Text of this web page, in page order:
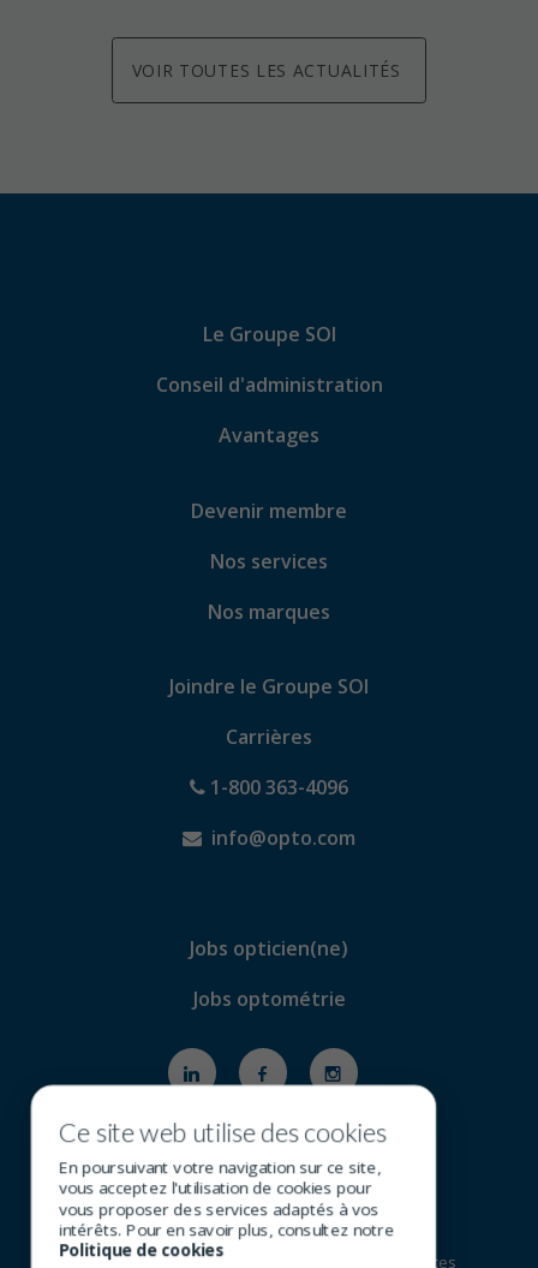
VOIR TOUTES LES ACTUALITÉS
Le Groupe SOI
Conseil d'administration
Avantages
Devenir membre
Nos services
Nos marques
Joindre le Groupe SOI
Carrières
1-800 363-4096
info@opto.com
Jobs opticien(ne)
Jobs optométrie
© 2026 Tous droits réservés - Groupe SOI (Services
Ce site web utilise des cookies
En poursuivant votre navigation sur ce site,
vous acceptez l'utilisation de cookies pour
vous proposer des services adaptés à vos
intérêts. Pour en savoir plus, consultez notre
Politique de cookies